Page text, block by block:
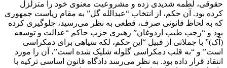
حقوقی، لطمه شدیدی زده و مشروعیت معنوی خود را متزلزل
کرده بود. آن حکم، از انتخاب “عبدالله گل” به مقام ریاست جمهوری
که به لحاظ قانونی صرف، قطعی به نظر می‌رسید، جلوگیری کرده
بود و “رجب طیب اردوغان” رهبری حزب حاکم “عدالت و توسعه
(آک)” با جملاتی از قبیل “این حکم، لکه سیاهی برای دمکراسی
است” و “به قلب دمکراسی گلوله شلیک شده است”، آن را مورد
انتقاد قرار داده بود. به نظر می‌رسد دادگاه قانون اساسی ترکیه با